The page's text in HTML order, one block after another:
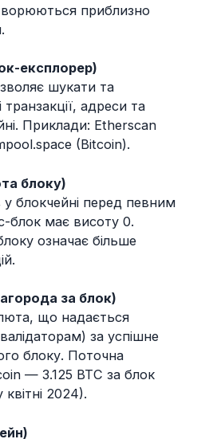
приблизно
експлорер)
шукати та
транзакції, адреси та
Приклади: Etherscan
(Bitcoin).
блоку)
у блокчейні перед певним
блок має висоту 0.
означає більше
за блок)
що надається
за успішне
блоку. Поточна
— 3.125 BTC за блок
квітні 2024).